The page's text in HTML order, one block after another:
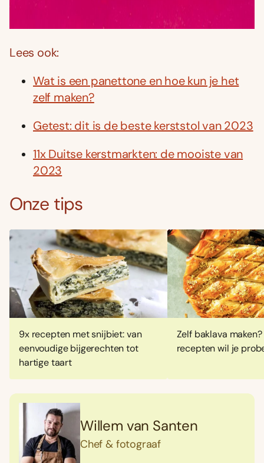
Lees ook:
Wat is een panettone en hoe kun je het
zelf maken?
Getest: dit is de beste kerststol van 2023
11x Duitse kerstmarkten: de mooiste van
2023
Onze tips
9x recepten met snijbiet: van
eenvoudige bijgerechten tot
hartige taart
Zelf baklava
recepten wil je
Willem van Santen
Chef & fotograaf